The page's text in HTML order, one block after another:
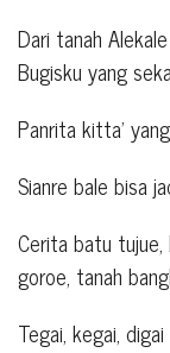
Dari tanah
Bugisku yang
Panrita kitta’
Sianre bale bisa
Cerita batu
goroe, tanah
Tegai, kegai, digai